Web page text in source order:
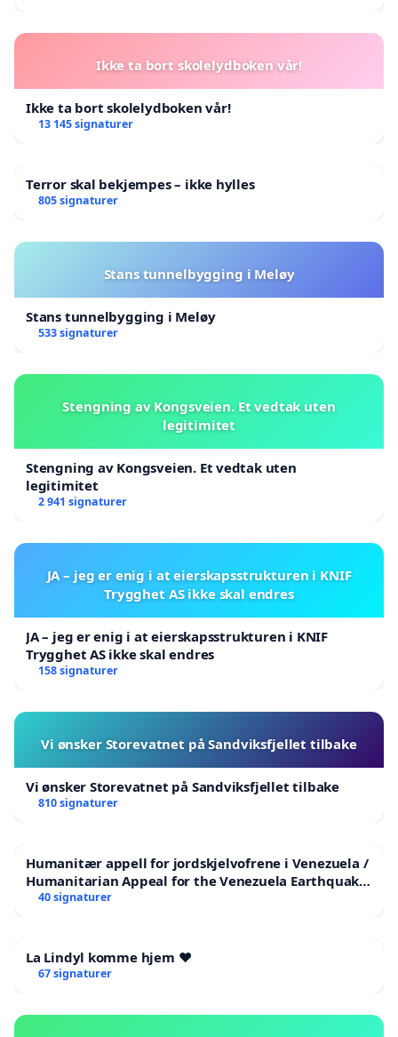
Ikke ta bort skolelydboken vår!
Ikke ta bort skolelydboken vår!
13 145 signaturer
Terror skal bekjempes – ikke hylles
805 signaturer
Stans tunnelbygging i Meløy
Stans tunnelbygging i Meløy
533 signaturer
Stengning av Kongsveien. Et vedtak uten
legitimitet
Stengning av Kongsveien. Et vedtak uten
legitimitet
2 941 signaturer
JA – jeg er enig i at eierskapsstrukturen i KNIF
Trygghet AS ikke skal endres
JA – jeg er enig i at eierskapsstrukturen i KNIF
Trygghet AS ikke skal endres
158 signaturer
Vi ønsker Storevatnet på Sandviksfjellet tilbake
Vi ønsker Storevatnet på Sandviksfjellet tilbake
810 signaturer
Humanitær appell for jordskjelvofrene i Venezuela /
Humanitarian Appeal for the Venezuela Earthquake
Victims
40 signaturer
La Lindyl komme hjem ❤️
67 signaturer